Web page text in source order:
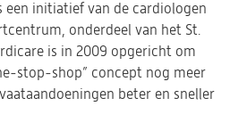
een initiatief van de cardiologen
onderdeel van het St.
is in 2009 opgericht om
stop-shop” concept nog meer
beter en sneller